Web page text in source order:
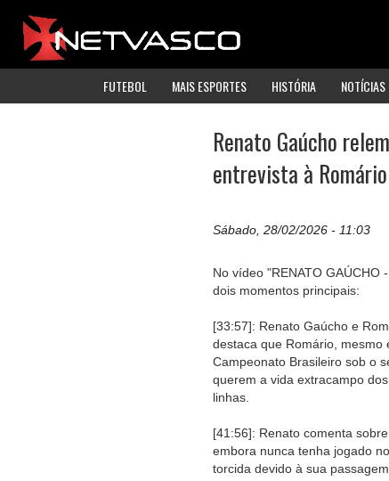
FUTEBOL MAIS ESPORTES HISTÓRIA NOTÍCIAS
Renato Gaúcho
entrevista à
Sábado, 28/02/2026 - 11:03
No vídeo "RENATO GAÚCHO
dois momentos principais:
[33:57]: Renato Gaúcho e
destaca que Romário,
Campeonato Brasileiro sob o
querem a vida extracampo
linhas.
[41:56]: Renato comenta
embora nunca tenha jogado
torcida devido à sua